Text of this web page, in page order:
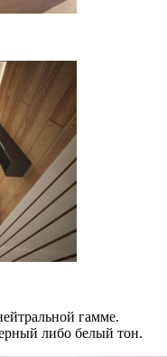
гамме.
либо белый тон.